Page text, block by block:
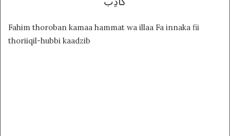
Fahim thoroban kamaa hammat wa illaa Fa innaka fii
thoriiqil-hubbi kaadzib